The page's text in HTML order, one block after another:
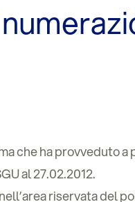
che ha provveduto
al 27.02.2012.
riservata del